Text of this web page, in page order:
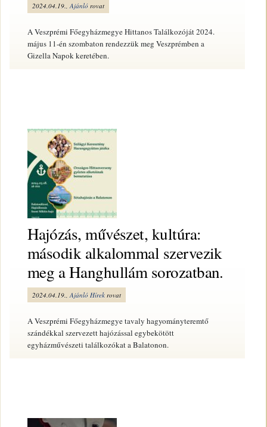
2024.04.19., Ajánló rovat
A Veszprémi Főegyházmegye Hittanos Találkozóját 2024.
május 11-én szombaton rendezzük meg Veszprémben a
Gizella Napok keretében.
Hajózás, művészet, kultúra:
második alkalommal szervezik
meg a Hanghullám sorozatban.
2024.04.19., Ajánló Hírek rovat
A Veszprémi Főegyházmegye tavaly hagyományteremtő
szándékkal szervezett hajózással egybekötött
egyházművészeti találkozókat a Balatonon.